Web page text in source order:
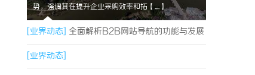
势，强调其在提升企业采购效率和拓【....】
[业界动态] 全面解析B2B网站导航的功能与发展
趋势
[业界动态]